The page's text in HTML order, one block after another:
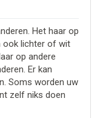
Het haar op
ook lichter of wit
op andere
Er kan
Soms worden uw
zelf niks doen